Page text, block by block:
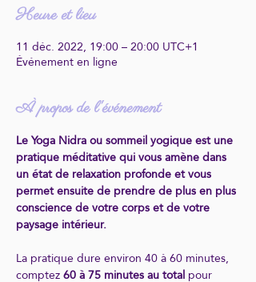
Heure et lieu
11 déc. 2022, 19:00 – 20:00 UTC+1
Événement en ligne
À propos de l'événement
Le Yoga Nidra ou sommeil yogique est une
pratique méditative qui vous amène dans
un état de relaxation profonde et vous
permet ensuite de prendre de plus en plus
conscience de votre corps et de votre
paysage intérieur.
La pratique dure environ 40 à 60 minutes,
comptez 60 à 75 minutes au total pour